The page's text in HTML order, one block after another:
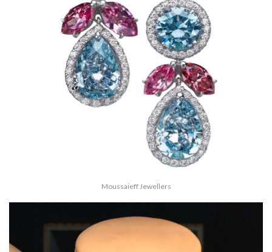
Moussaieff Jewellers